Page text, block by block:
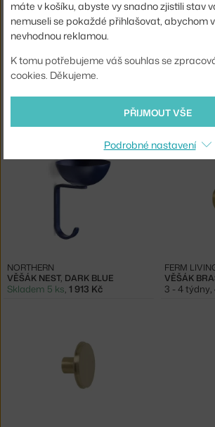
VĚŠÁKY CURVE MINI, MATT GOLD
NORMANN COPENHAGEN MUUTO
VĚŠÁK NEST, DARK BLUE
NORTHERN
Skladem 5 ks, 1 913 Kč
VĚŠÁK
FERM
3 - 4 týdny,
máte v košíku, abyste vy snadno zjistili stav
nemuseli se pokaždé přihlašovat, abychom
nevhodnou reklamou.
K tomu potřebujeme váš souhlas se
cookies. Děkujeme.
PŘIJMOUT VŠE
Podrobné nastavení